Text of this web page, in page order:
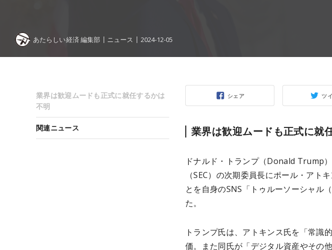
あたらしい経済 編集部 ニュース 2024-12-05
シェア ツ
業界は歓迎ムードも正式に就
ドナルド・トランプ（Donald Trump
（SEC）の次期委員長にポール・アト
とを自身のSNS「トゥルーソーシャル
た。
トランプ氏は、アトキンス氏を「常識
価。また同氏が「デジタル資産やその
業界は歓迎ムードも正式に就任するかは
不明
関連ニュース